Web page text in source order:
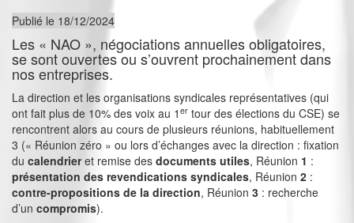
Publié le 18/12/2024
Les « NAO », négociations annuelles obligatoires,
se sont ouvertes ou s’ouvrent prochainement dans
nos entreprises.
La direction et les organisations syndicales représentatives (qui
ont fait plus de 10% des voix au 1 er tour des élections du CSE) se
rencontrent alors au cours de plusieurs réunions, habituellement
3 (« Réunion zéro » ou lors d’échanges avec la direction : fixation
du calendrieret remise des documents utiles, Réunion 1 :
présentation des revendications syndicales, Réunion 2 :
contre-propositions de la direction, Réunion 3 : recherche
d’un compromis).